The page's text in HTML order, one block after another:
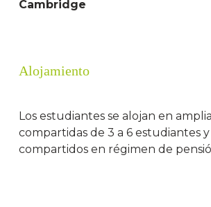
Cambridge
Alojamiento
Los estudiantes se alojan en
compartidas de 3 a 6 estudiantes
compartidos en régimen de